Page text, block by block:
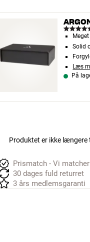
Solid
Læs
På
Produktet er ikke
Prismatch - Vi
30 dages fuld returret
3 års medlemsgaranti